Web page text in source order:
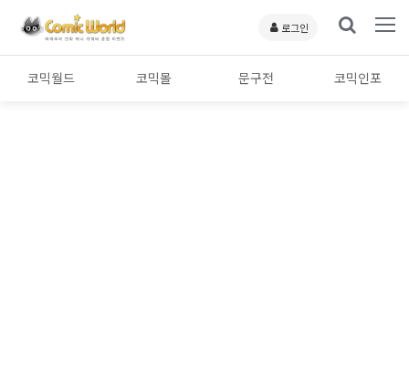
로그인
코믹월드 코믹몰 문구전 코믹인포